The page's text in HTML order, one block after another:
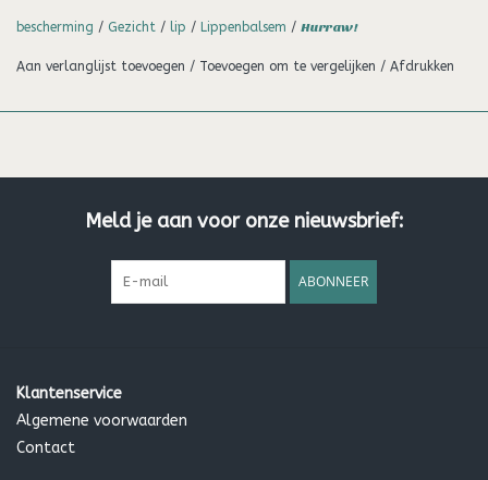
zachte kokosnootbalsem hebben!
we hebben gevonden, wat zorgt dat deze balsem nog steeds
(kokosnootolie), * Simmondsia chinensis (jojoba-olie), *
Theobroma cacao (cacaozaadboter), * Ricinus communis
(castorzaadolie), Olea europaea (olijf) fruitolie, biologische
bescherming / Gezicht / lip / Lippenbalsem / Hurraw!
Aan verlanglijst toevoegen / Toevoegen om te vergelijken / Afdrukken
Meld je aan voor onze nieuwsbrief:
ABONNEER
Klantenservice
Algemene voorwaarden
Contact